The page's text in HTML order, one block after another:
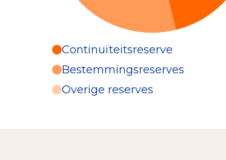
Continuïteitsreserve
Bestemmingsreserves
Overige reserves